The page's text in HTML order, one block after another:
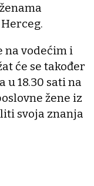
na vodećim i
će se također
u 18.30 sati na
žene iz
svoja znanja